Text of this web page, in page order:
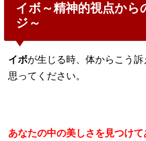
イボ～精神的視点から
ジ～
イボが生じる時、体からこう訴
思ってください。
あなたの中の美しさを見つけて